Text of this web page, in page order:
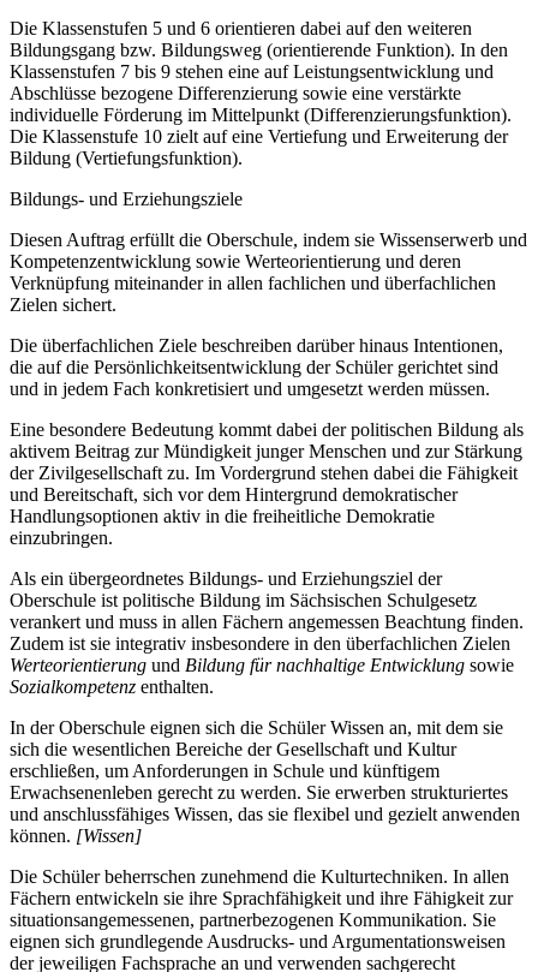
Die Klassenstufen 5 und 6 orientieren dabei auf den weiteren
Bildungsgang bzw. Bildungsweg (orientierende Funktion). In den
Klassenstufen 7 bis 9 stehen eine auf Leistungsentwicklung und
Abschlüsse bezogene Differenzierung sowie eine verstärkte
individuelle Förderung im Mittelpunkt (Differenzierungsfunktion).
Die Klassenstufe 10 zielt auf eine Vertiefung und Erweiterung der
Bildung (Vertiefungsfunktion).
Bildungs- und Erziehungsziele
Diesen Auftrag erfüllt die Oberschule, indem sie Wissenserwerb und
Kompetenzentwicklung sowie Werteorientierung und deren
Verknüpfung miteinander in allen fachlichen und überfachlichen
Zielen sichert.
Die überfachlichen Ziele beschreiben darüber hinaus Intentionen,
die auf die Persönlichkeitsentwicklung der Schüler gerichtet sind
und in jedem Fach konkretisiert und umgesetzt werden müssen.
Eine besondere Bedeutung kommt dabei der politischen Bildung als
aktivem Beitrag zur Mündigkeit junger Menschen und zur Stärkung
der Zivilgesellschaft zu. Im Vordergrund stehen dabei die Fähigkeit
und Bereitschaft, sich vor dem Hintergrund demokratischer
Handlungsoptionen aktiv in die freiheitliche Demokratie
einzubringen.
Als ein übergeordnetes Bildungs- und Erziehungsziel der
Oberschule ist politische Bildung im Sächsischen Schulgesetz
verankert und muss in allen Fächern angemessen Beachtung finden.
Zudem ist sie integrativ insbesondere in den überfachlichen Zielen
Werteorientierung und Bildung für nachhaltige Entwicklung sowie
Sozialkompetenz enthalten.
In der Oberschule eignen sich die Schüler Wissen an, mit dem sie
sich die wesentlichen Bereiche der Gesellschaft und Kultur
erschließen, um Anforderungen in Schule und künftigem
Erwachsenenleben gerecht zu werden. Sie erwerben strukturiertes
und anschlussfähiges Wissen, das sie flexibel und gezielt anwenden
können. [Wissen]
Die Schüler beherrschen zunehmend die Kulturtechniken. In allen
Fächern entwickeln sie ihre Sprachfähigkeit und ihre Fähigkeit zur
situationsangemessenen, partnerbezogenen Kommunikation. Sie
eignen sich grundlegende Ausdrucks- und Argumentationsweisen
der jeweiligen Fachsprache an und verwenden sachgerecht